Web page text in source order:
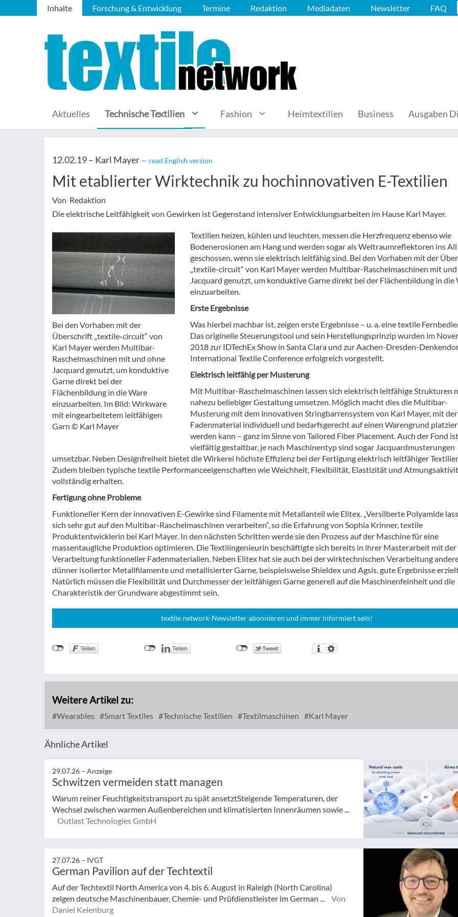
Inhalte Forschung & Entwicklung Termine Redaktion Mediadaten Newsletter FAQ
Aktuelles Technische Textilien Fashion Heimtextilien Business Ausgaben
12.02.19 – Karl Mayer — read English version
Mit etablierter Wirktechnik zu hochinnovativen E-Textilien
Von Redaktion
Die elektrische Leitfähigkeit von Gewirken ist Gegenstand intensiver Entwicklungsarbeiten im Hause Karl Mayer.
Bei den Vorhaben mit der
Überschrift „textile-circuit“ von
Karl Mayer werden Multibar-
Raschelmaschinen mit und ohne
Jacquard genutzt, um konduktive
Garne direkt bei der
Flächenbildung in die Ware
einzuarbeiten. Im Bild: Wirkware
mit eingearbeitetem leitfähigen
Garn © Karl Mayer
Textilien heizen, kühlen und leuchten, messen die Herzfrequenz ebenso wie
Bodenerosionen am Hang und werden sogar als Weltraumreflektoren ins All
geschossen, wenn sie elektrisch leitfähig sind. Bei den Vorhaben mit der
„textile-circuit“ von Karl Mayer werden Multibar-Raschelmaschinen mit
Jacquard genutzt, um konduktive Garne direkt bei der Flächenbildung in die
einzuarbeiten.
Erste Ergebnisse
Was hierbei machbar ist, zeigen erste Ergebnisse – u. a. eine textile
Das originelle Steuerungstool und sein Herstellungsprinzip wurden im
2018 zur IDTechEx Show in Santa Clara und zur Aachen-Dresden-
International Textile Conference erfolgreich vorgestellt.
Elektrisch leitfähig per Musterung
Mit Multibar-Raschelmaschinen lassen sich elektrisch leitfähige Strukturen
nahezu beliebiger Gestaltung umsetzen. Möglich macht dies die Multibar-
Musterung mit dem innovativen Stringbarrensystem von Karl Mayer, mit der
Fadenmaterial individuell und bedarfsgerecht auf einen Warengrund
werden kann – ganz im Sinne von Tailored Fiber Placement. Auch der Fond ist
vielfältig gestaltbar, je nach Maschinentyp sind sogar Jacquardmusterungen
umsetzbar. Neben Designfreiheit bietet die Wirkerei höchste Effizienz bei der Fertigung elektrisch leitfähiger
Zudem bleiben typische textile Performanceeigenschaften wie Weichheit, Flexibilität, Elastizität und
vollständig erhalten.
Fertigung ohne Probleme
Funktioneller Kern der innovativen E-Gewirke sind Filamente mit Metallanteil wie Elitex. „Versilberte Polyamide
sich sehr gut auf den Multibar-Raschelmaschinen verarbeiten“, so die Erfahrung von Sophia Krinner, textile
Produktentwicklerin bei Karl Mayer. In den nächsten Schritten werde sie den Prozess auf der Maschine für eine
massentaugliche Produktion optimieren. Die Textilingenieurin beschäftigte sich bereits in ihrer Masterarbeit mit der
Verarbeitung funktioneller Fadenmaterialien. Neben Elitex hat sie auch bei der wirktechnischen Verarbeitung
dünner isolierter Metallfilamente und metallisierter Garne, beispielsweise Shieldex und Agsis, gute Ergebnisse
Natürlich müssen die Flexibilität und Durchmesser der leitfähigen Garne generell auf die Maschinenfeinheit und die
Charakteristik der Grundware abgestimmt sein.
textile network-Newsletter abonnieren und immer informiert sein!
Weitere Artikel zu:
Wearables Smart Textiles Technische Textilien Textilmaschinen Karl Mayer
Ähnliche Artikel
29.07.26 – Anzeige
Schwitzen vermeiden statt managen
Warum reiner Feuchtigkeitstransport zu spät ansetztSteigende Temperaturen, der
Wechsel zwischen warmen Außenbereichen und klimatisierten Innenräumen sowie ...
Outlast Technologies GmbH
27.07.26 – IVGT
German Pavilion auf der Techtextil
Auf der Techtextil North America von 4. bis 6. August in Raleigh (North Carolina)
zeigen deutsche Maschinenbauer, Chemie- und Prüfdienstleister im German ...
Von
Daniel Keienburg